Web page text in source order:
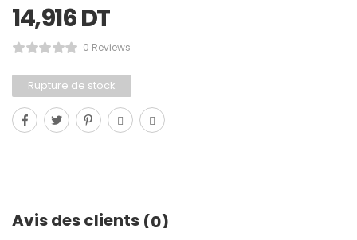
14,916DT
0 Reviews
Rupture de stock
Avis des clients (0)